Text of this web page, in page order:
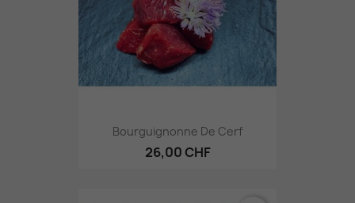
Bourguignonne De Cerf
26,00 CHF